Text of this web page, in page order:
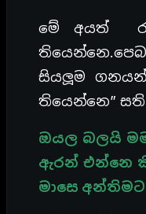
මේ අයත්
සියලූම
තියෙන්නෙ” සති
ඔයල බලයි
ඇරන් එන්නෙ
මාසෙ